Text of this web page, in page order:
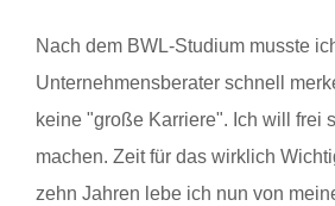
Nach dem BWL-Studium musste
Unternehmensberater schnell
keine "große Karriere". Ich will frei
machen. Zeit für das wirklich
zehn Jahren lebe ich nun von